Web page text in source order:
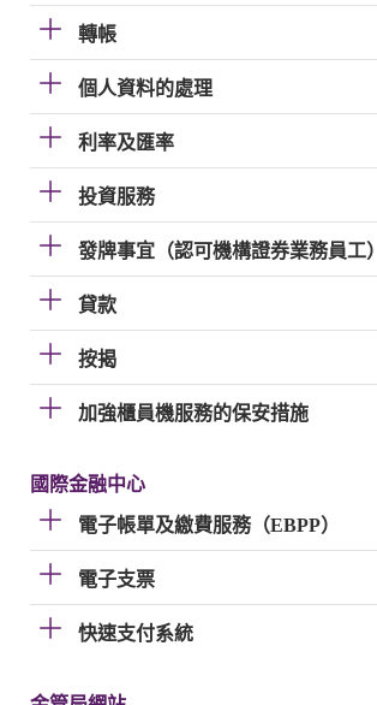
轉帳
個人資料的處理
利率及匯率
投資服務
發牌事宜（認可機構證券業務員工）
貸款
按揭
加強櫃員機服務的保安措施
國際金融中心
電子帳單及繳費服務（EBPP）
電子支票
快速支付系統